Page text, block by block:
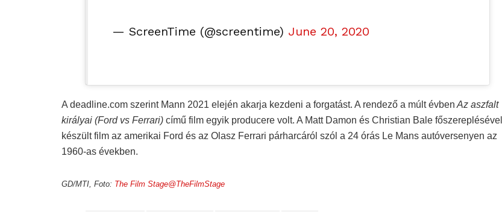
— ScreenTime (@screentime) June 20, 2020
A deadline.com szerint Mann 2021 elején akarja kezdeni a forgatást. A rendező a múlt évben Az aszfalt
királyai (Ford vs Ferrari) című film egyik producere volt. A Matt Damon és Christian Bale főszereplésével
készült film az amerikai Ford és az Olasz Ferrari párharcáról szól a 24 órás Le Mans autóversenyen az
1960-as években.
GD/MTI, Foto: The Film Stage@TheFilmStage